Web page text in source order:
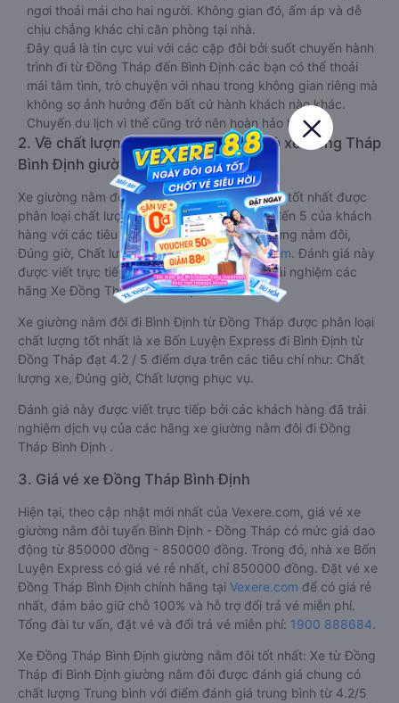
ngơi thoải mái cho hai người. Không gian đó, ấm áp và dễ
chịu chẳng khác chi căn phòng tại nhà.
Đây quả là tin cực vui với các cặp đôi bởi suốt chuyến hành
trình đi từ Đồng Tháp đến Bình Định các bạn có thể thoải
mái tâm tình, trò chuyện với nhau trong không gian riêng mà
không sợ ảnh hưởng đến bất cứ hành khách nào khác.
Chuyến du lịch vì thế cũng trở nên hoàn hảo hơn.
2. Về chất lượng, review, đánh giá nhà xe Đồng Tháp
Bình Định giường nằm đôi
Xe giường nằm đôi đi Bình Định từ Đồng Tháp tốt nhất được
phân loại chất lượng dựa trên đánh giá từ 1 đến 5 của khách
hàng với các tiêu chí như: Chất lượng xe giường nằm đôi,
Đúng giờ, Chất lượng phục vụ trên Vexere.com. Đánh giá này
được viết trực tiếp bởi các khách hàng đã trải nghiệm các
hãng Xe Đồng Tháp đi Bình Định.
Xe giường nằm đôi đi Bình Định từ Đồng Tháp được phân loại
chất lượng tốt nhất là xe Bốn Luyện Express đi Bình Định từ
Đồng Tháp đạt 4.2 / 5 điểm dựa trên các tiêu chí như: Chất
lượng xe, Đúng giờ, Chất lượng phục vụ.
Đánh giá này được viết trực tiếp bởi các khách hàng đã trải
nghiệm dịch vụ của các hãng xe giường nằm đôi đi Đồng
Tháp Bình Định .
3. Giá vé xe Đồng Tháp Bình Định
Hiện tại, theo cập nhật mới nhất của Vexere.com, giá vé xe
giường nằm đôi tuyến Bình Định - Đồng Tháp có mức giá dao
động từ 850000 đồng - 850000 đồng. Trong đó, nhà xe Bốn
Luyện Express có giá vé rẻ nhất, chỉ 850000 đồng. Đặt vé xe
Đồng Tháp Bình Định chính hãng tại Vexere.com để có giá rẻ
nhất, đảm bảo giữ chỗ 100% và hỗ trợ đổi trả vé miễn phí.
Tổng đài tư vấn, đặt vé và đổi trả vé miễn phí: 1900 888684.
Xe Đồng Tháp Bình Định giường nằm đôi tốt nhất: Xe từ Đồng
Tháp đi Bình Định giường nằm đôi được đánh giá chung có
chất lượng Trung bình với điểm đánh giá trung bình từ 4.2/5